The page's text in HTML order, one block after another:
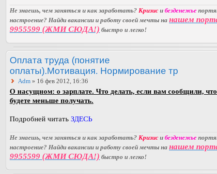
Не знаешь, чем заняться и как заработать? Кризис и безденежье
настроение? Найди вакансии и работу своей мечты на нашем
9955599 (ЖМИ СЮДА!) быстро и легко!
Оплата труда (понятие
оплаты).Мотивация. Нормирование тр
Adm » 16 фев 2012, 16:36
О насущном: о зарплате. Что делать, если вам сообщили,
будете меньше получать.
Подробней читать ЗДЕСЬ
Не знаешь, чем заняться и как заработать? Кризис и безденежье
настроение? Найди вакансии и работу своей мечты на нашем
9955599 (ЖМИ СЮДА!) быстро и легко!